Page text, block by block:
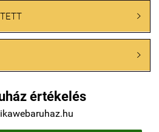


értékelés